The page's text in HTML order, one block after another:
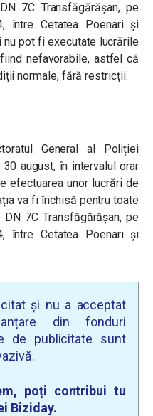
7C Transfăgărășan, pe
între Cetatea Poenari și
nu pot fi executate lucrările
nefavorabile, astfel că
normale, fără restricții.
General al Poliției
august, în intervalul orar
efectuarea unor lucrări de
va fi închisă pentru toate
7C Transfăgărășan, pe
între Cetatea Poenari și
și nu a acceptat
din fonduri
de publicitate sunt
poți contribui tu
Biziday.